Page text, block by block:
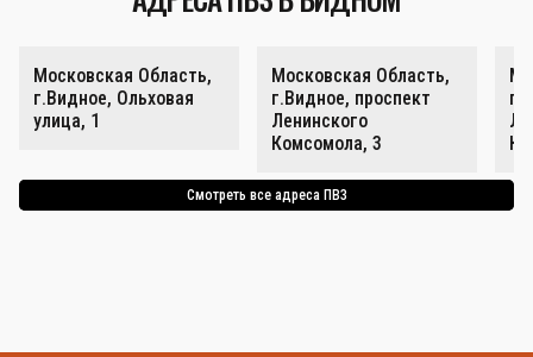
Московская Область,
г.Видное, Ольховая
улица, 1
Московская Область,
г.Видное, проспект
Ленинского
Комсомола, 3
Смотреть все адреса ПВЗ